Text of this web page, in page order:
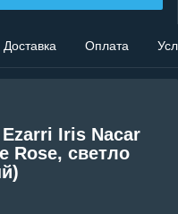
Доставка Оплата
Iris Nacar
Rose, светло